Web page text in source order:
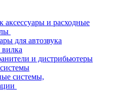
аксессуары и расходные
для автозвука
и дистрибьютеры
системы,